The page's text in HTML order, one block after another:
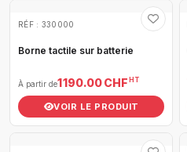
RÉF : 330000
Borne tactile sur batterie
À partir de1 190.00 CHF HT
VOIR LE PRODUIT